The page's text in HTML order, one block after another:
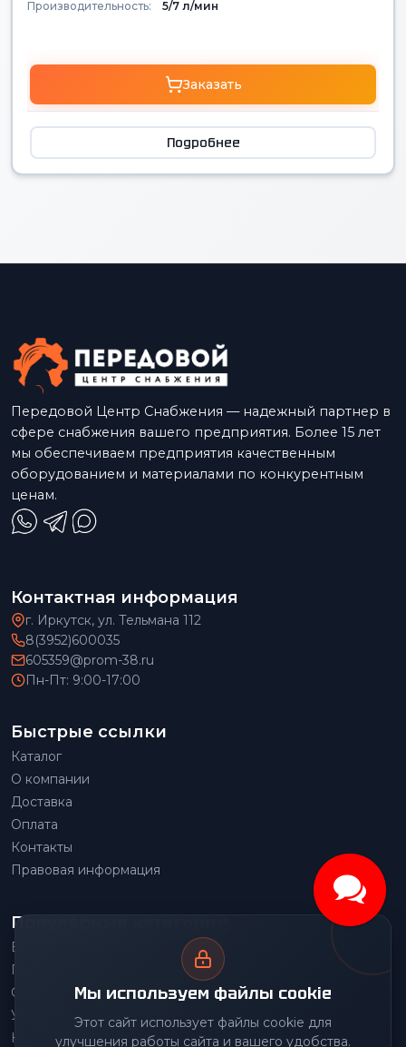
Производительность: 5/7 л/мин
Заказать
Подробнее
Мы используем файлы cookie
Этот сайт использует файлы cookie для
улучшения работы сайта и вашего удобства.
Передовой Центр Снабжения — надежный партнер в
сфере снабжения вашего предприятия. Более 15 лет
мы обеспечиваем предприятия качественным
оборудованием и материалами по конкурентным
ценам.
Контактная информация
г. Иркутск, ул. Тельмана 112
8(3952)600035
605359@prom-38.ru
Пн-Пт: 9:00-17:00
Быстрые ссылки
Каталог
О компании
Доставка
Оплата
Контакты
Правовая информация
Популярные категории
Весовое оборудование
Грузоподъемное оборудование
Складское оборудование
Упаковочное оборудование
Наше производство